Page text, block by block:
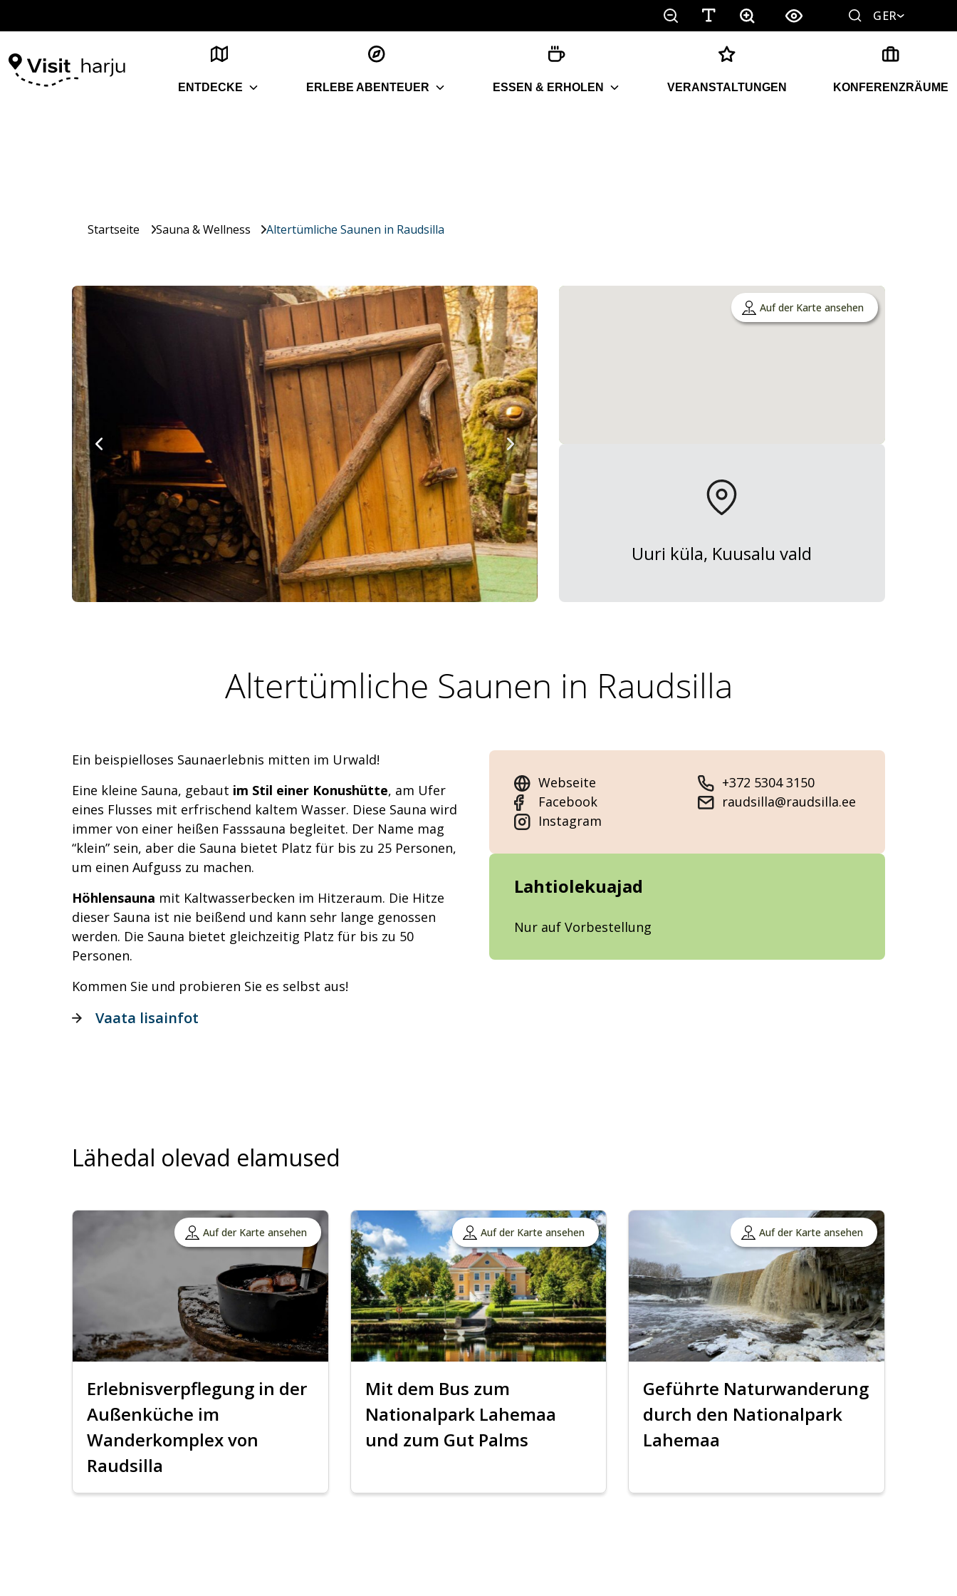
GER
ENTDECKE ERLEBE ABENTEUER ESSEN & ERHOLEN VERANSTALTUNGEN KONFERENZRÄUME
Startseite Sauna & Wellness Altertümliche Saunen in Raudsilla
Auf der Karte ansehen
Uuri küla, Kuusalu vald
Altertümliche Saunen in Raudsilla
Ein beispielloses Saunaerlebnis mitten im Urwald!
Eine kleine Sauna, gebaut im Stil einer Konushütte, am Ufer
eines Flusses mit erfrischend kaltem Wasser. Diese Sauna wird
immer von einer heißen Fasssauna begleitet. Der Name mag
“klein” sein, aber die Sauna bietet Platz für bis zu 25 Personen,
um einen Aufguss zu machen.
Höhlensauna mit Kaltwasserbecken im Hitzeraum. Die Hitze
dieser Sauna ist nie beißend und kann sehr lange genossen
werden. Die Sauna bietet gleichzeitig Platz für bis zu 50
Personen.
Kommen Sie und probieren Sie es selbst aus!
Webseite
Facebook
Instagram
+372 5304 3150
raudsilla@raudsilla.ee
Lahtiolekuajad
Nur auf Vorbestellung
Vaata lisainfot
Lähedal olevad elamused
Auf der Karte ansehen
Erlebnisverpflegung in der
Außenküche im
Wanderkomplex von
Raudsilla
Auf der Karte ansehen
Mit dem Bus zum
Nationalpark Lahemaa
und zum Gut Palms
Auf der Karte ansehen
Geführte Naturwanderung
durch den Nationalpark
Lahemaa